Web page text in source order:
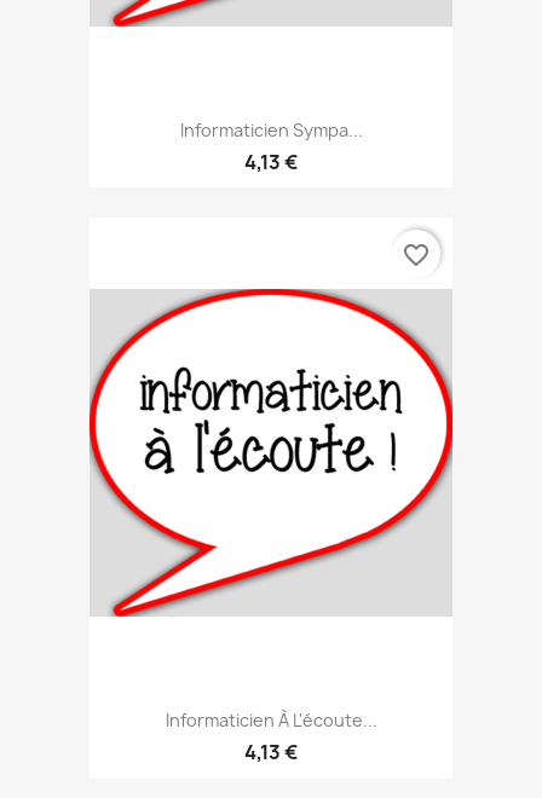
Informaticien Sympa...
4,13 €
Informaticien À L'écoute...
4,13 €
favorite_border